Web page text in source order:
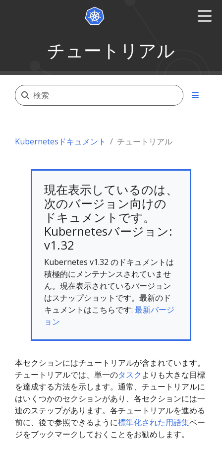
チュートリアル
Kubernetesドキュメント チュートリアル
現在表示しているのは、
次のバージョン向けの
ドキュメントです。
Kubernetesバージョン:
v1.32
Kubernetes v1.32 のドキュメントは
積極的にメンテナンスされていませ
ん。現在表示されているバージョン
はスナップショットです。最新のド
キュメントはこちらです: 最新バージ
ョン
本セクションにはチュートリアルが含まれています。
チュートリアルでは、単一のタスク よりも大きな目標
を達成する方法を示します。通常、チュートリアルに
はいくつかのセクションがあり、各セクションには一
連のステップがあります。各チュートリアルを進める
前に、後で参照できるように標準化された用語集ペー
ジをブックマークしておくことをお勧めします。